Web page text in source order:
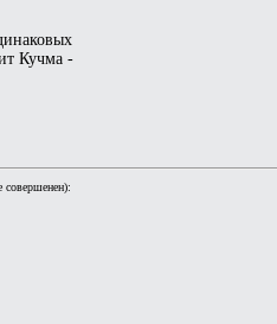
Кучма -
совершенен):